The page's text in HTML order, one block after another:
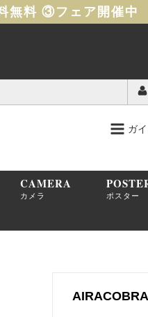
無料 ③フェア開催中
ガ
CAMERA
カメラ ポスター